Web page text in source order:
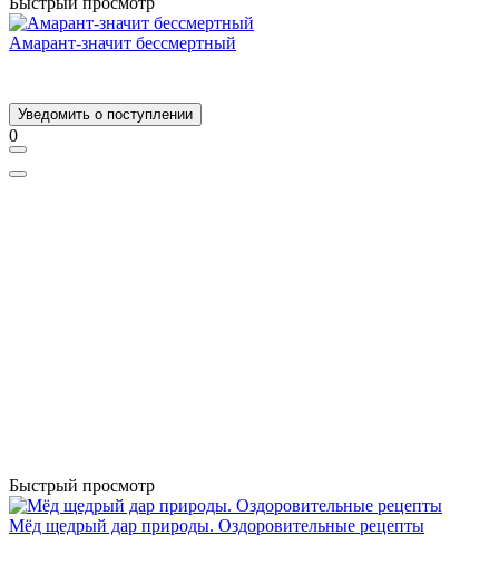
Амарант-значит бессмертный
Уведомить о поступлении
0
Быстрый просмотр
Мёд щедрый дар природы. Оздоровительные рецепты